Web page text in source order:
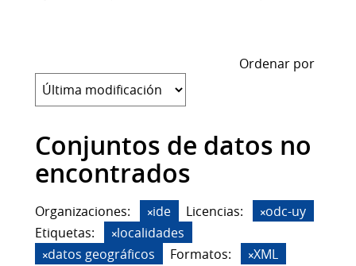
Ordenar por
Conjuntos de datos no
encontrados
Organizaciones: ide Licencias:
odc-uy
Etiquetas:
localidades
datos geográficos
Formatos: XML